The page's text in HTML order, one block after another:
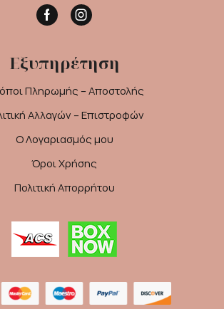
FacebookInstagram
Εξυπηρέτηση
Πληρωμής – Αποστολής
Αλλαγών – Επιστροφών
Ο Λογαριασμός μου
Όροι Χρήσης
Πολιτική Απορρήτου